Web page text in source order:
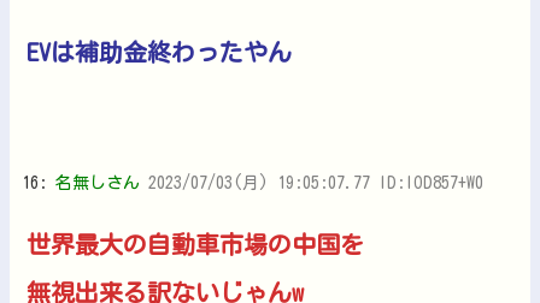
EVは補助金終わったやん
16: 名無しさん 2023/07/03(月) 19:05:07.77 ID:IOD857+W0
世界最大の自動車市場の中国を
無視出来る訳ないじゃんw